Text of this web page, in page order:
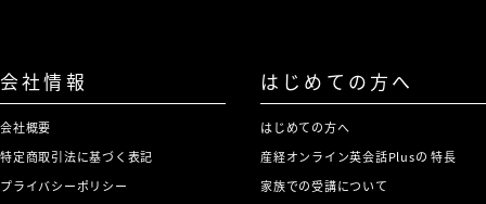
会社情報
会社概要
特定商取引法に基づく表記
プライバシーポリシー
はじめての方へ
はじめての方へ
産経オンライン英会話Plusの 特長
家族での受講について